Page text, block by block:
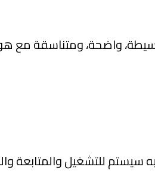
واضحة، ومتناسقة مع
للتشغيل والمتابعة